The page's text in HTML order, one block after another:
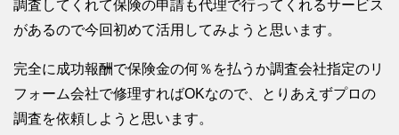
調査してくれて保険の申請も代理で行ってくれるサービス
があるので今回初めて活用してみようと思います。
完全に成功報酬で保険金の何％を払うか調査会社指定のリ
フォーム会社で修理すればOKなので、とりあえずプロの
調査を依頼しようと思います。